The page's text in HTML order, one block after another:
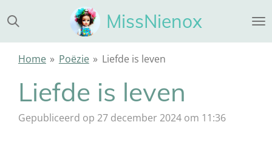
direct
naar
MissNienox
Home » Poëzie » Liefde is leven
Liefde is leven
Gepubliceerd op 27 december 2024 om 11:36